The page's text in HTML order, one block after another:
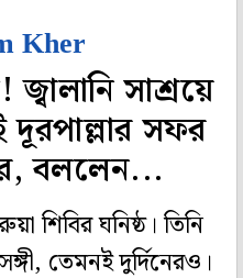
Kher
সাশ্রয়ে
সফর
বললেন...
শিবির ঘনিষ্ঠ। তিনি
তেমনই দুর্দিনেরও।